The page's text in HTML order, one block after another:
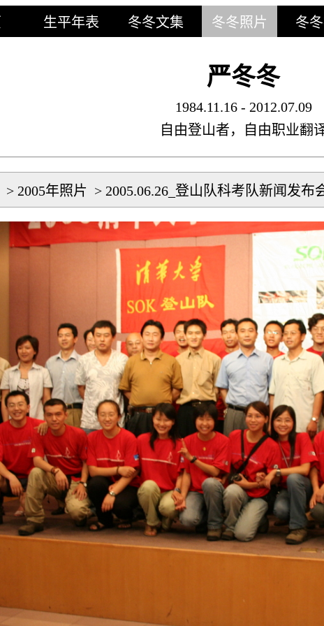
生平年表 冬冬文集 冬冬照片 冬
严冬冬
1984.11.16 - 2012.07.09
自由登山者，自由职业翻
> 2005年照片 > 2005.06.26_登山队科考队新闻发布